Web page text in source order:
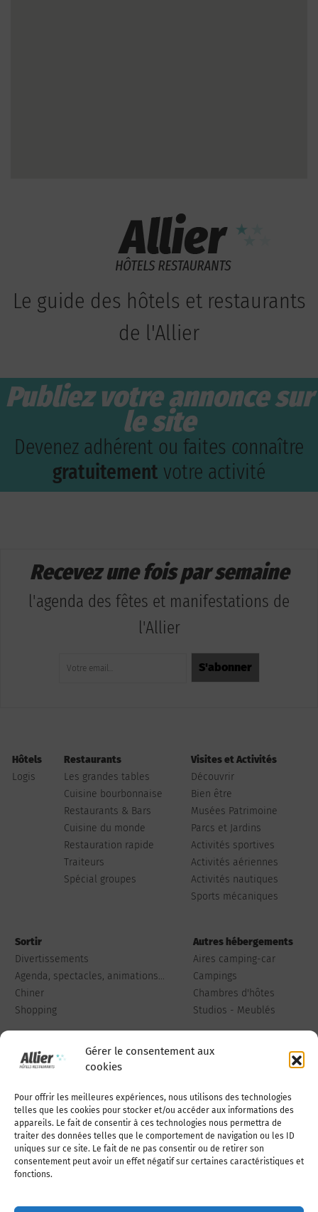
Gérer le consentement aux
cookies
Pour offrir les meilleures expériences, nous utilisons des technologies
telles que les cookies pour stocker et/ou accéder aux informations des
appareils. Le fait de consentir à ces technologies nous permettra de
traiter des données telles que le comportement de navigation ou les ID
uniques sur ce site. Le fait de ne pas consentir ou de retirer son
consentement peut avoir un effet négatif sur certaines caractéristiques et
fonctions.
Le guide des hôtels et restaurants
de l'Allier
Publiez votre annonce sur
le site
Devenez adhérent ou faites connaître
gratuitement votre activité
Recevez une fois par semaine
l'agenda des fêtes et manifestations de
l'Allier
Hôtels
Logis
Restaurants
Les grandes tables
Cuisine bourbonnaise
Restaurants & Bars
Cuisine du monde
Restauration rapide
Traiteurs
Spécial groupes
Visites et Activités
Découvrir
Bien être
Musées Patrimoine
Parcs et Jardins
Activités sportives
Activités aériennes
Activités nautiques
Sports mécaniques
Sortir
Divertissements
Agenda, spectacles, animations...
Chiner
Shopping
Autres hébergements
Aires camping-car
Campings
Chambres d'hôtes
Studios - Meublés
Qui sommes-nous Publiez votre annonce
Adhérer à l’association Nous contacter